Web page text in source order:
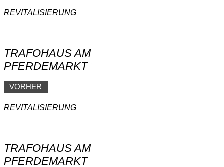
REVITALISIERUNG
TRAFOHAUS AM
PFERDEMARKT
VORHER
REVITALISIERUNG
TRAFOHAUS AM
PFERDEMARKT